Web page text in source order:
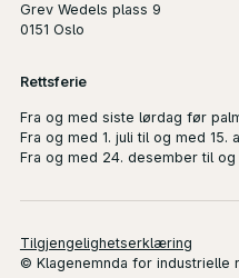
Grev Wedels plass 9
0151 Oslo
Rettsferie
Fra og med siste lørdag før
Fra og med 1. juli til og med 15.
Fra og med 24. desember til og
Tilgjengelighetserklæring
© Klagenemnda for industrielle